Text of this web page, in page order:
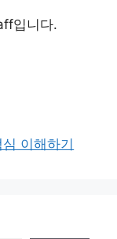
입니다.
이해하기